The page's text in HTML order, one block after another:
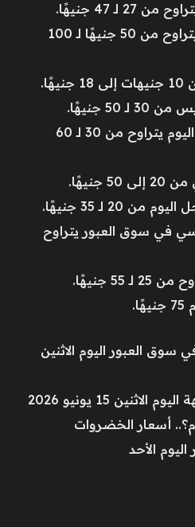
لـ 47 جنيهًا.
– سعر التفاح الأمريكي، يتراوح من 50 جنيهًا لـ 100
جنيهًا.
– سعر البرقوق السكري اليوم يتراوح من 30 لـ 60
لـ 35 جنيهًا.
في سوق العبور يتراوح
جنيهًا.
سوق العبور اليوم الاثنين
15 يونيو 2026
أسعار الخضروات
الأحد